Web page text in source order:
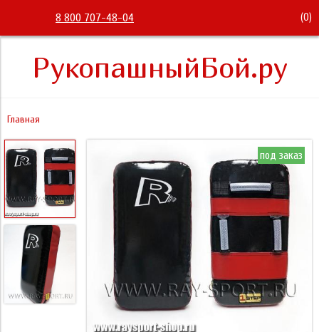
8 800 707-48-04 (0)
РукопашныйБой.ру
Главная
под заказ